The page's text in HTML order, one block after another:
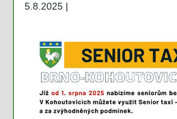
5.8.2025 |